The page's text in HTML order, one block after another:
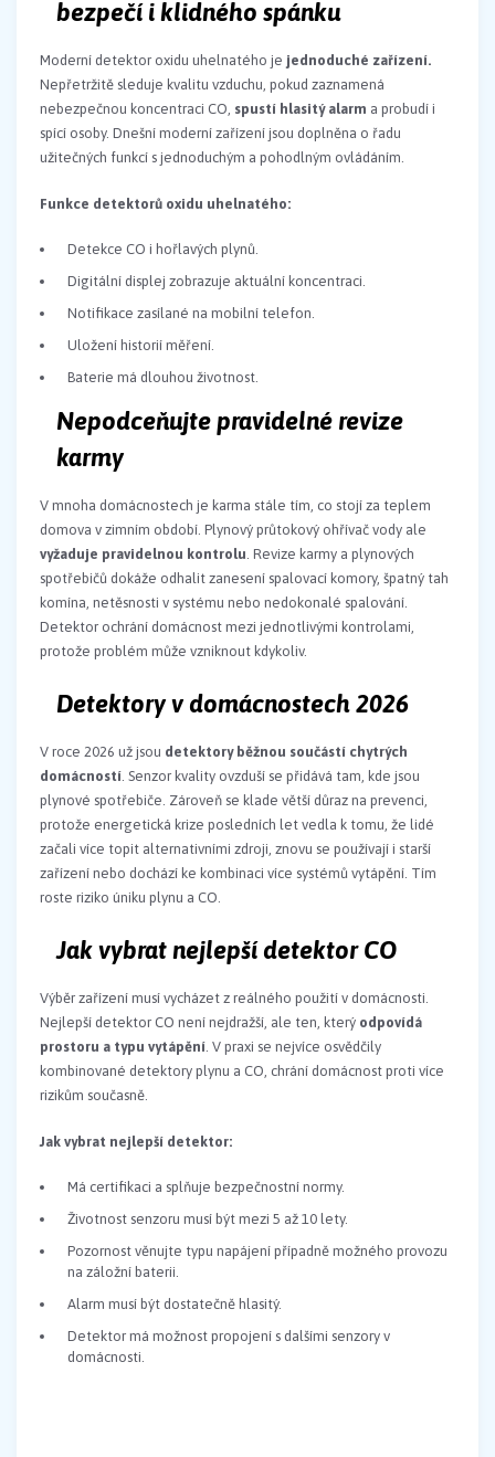
bezpečí i klidného spánku
Moderní detektor oxidu uhelnatého je jednoduché zařízení.
Nepřetržitě sleduje kvalitu vzduchu, pokud zaznamená
nebezpečnou koncentraci CO, spustí hlasitý alarm a probudí i
spící osoby. Dnešní moderní zařízení jsou doplněna o řadu
užitečných funkcí s jednoduchým a pohodlným ovládáním.
Funkce detektorů oxidu uhelnatého:
Detekce CO i hořlavých plynů.
Digitální displej zobrazuje aktuální koncentraci.
Notifikace zasílané na mobilní telefon.
Uložení historií měření.
Baterie má dlouhou životnost.
Nepodceňujte pravidelné revize
karmy
V mnoha domácnostech je karma stále tím, co stojí za teplem
domova v zimním období. Plynový průtokový ohřívač vody ale
vyžaduje pravidelnou kontrolu. Revize karmy a plynových
spotřebičů dokáže odhalit zanesení spalovací komory, špatný tah
komína, netěsnosti v systému nebo nedokonalé spalování.
Detektor ochrání domácnost mezi jednotlivými kontrolami,
protože problém může vzniknout kdykoliv.
Detektory v domácnostech 2026
V roce 2026 už jsou detektory běžnou součástí chytrých
domácností. Senzor kvality ovzduší se přidává tam, kde jsou
plynové spotřebiče. Zároveň se klade větší důraz na prevenci,
protože energetická krize posledních let vedla k tomu, že lidé
začali více topit alternativními zdroji, znovu se používají i starší
zařízení nebo dochází ke kombinaci více systémů vytápění. Tím
roste riziko úniku plynu a CO.
Jak vybrat nejlepší detektor CO
Výběr zařízení musí vycházet z reálného použití v domácnosti.
Nejlepší detektor CO není nejdražší, ale ten, který odpovídá
prostoru a typu vytápění. V praxi se nejvíce osvědčily
kombinované detektory plynu a CO, chrání domácnost proti více
rizikům současně.
Jak vybrat nejlepší detektor:
Má certifikaci a splňuje bezpečnostní normy.
Životnost senzoru musí být mezi 5 až 10 lety.
Pozornost věnujte typu napájení případně možného provozu
na záložní baterii.
Alarm musí být dostatečně hlasitý.
Detektor má možnost propojení s dalšími senzory v
domácnosti.